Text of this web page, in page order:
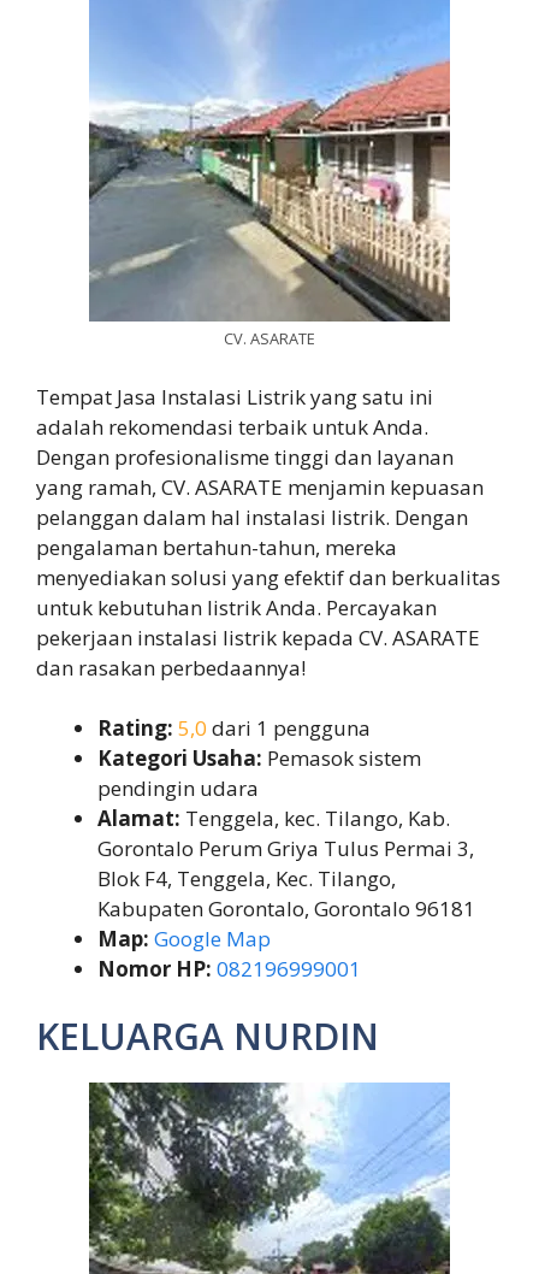
CV. ASARATE
Tempat Jasa Instalasi Listrik yang satu ini
adalah rekomendasi terbaik untuk Anda.
Dengan profesionalisme tinggi dan layanan
yang ramah, CV. ASARATE menjamin kepuasan
pelanggan dalam hal instalasi listrik. Dengan
pengalaman bertahun-tahun, mereka
menyediakan solusi yang efektif dan berkualitas
untuk kebutuhan listrik Anda. Percayakan
pekerjaan instalasi listrik kepada CV. ASARATE
dan rasakan perbedaannya!
Rating: 5,0 dari 1 pengguna
Kategori Usaha: Pemasok sistem
pendingin udara
Alamat: Tenggela, kec. Tilango, Kab.
Gorontalo Perum Griya Tulus Permai 3,
Blok F4, Tenggela, Kec. Tilango,
Kabupaten Gorontalo, Gorontalo 96181
Map: Google Map
Nomor HP: 082196999001
KELUARGA NURDIN